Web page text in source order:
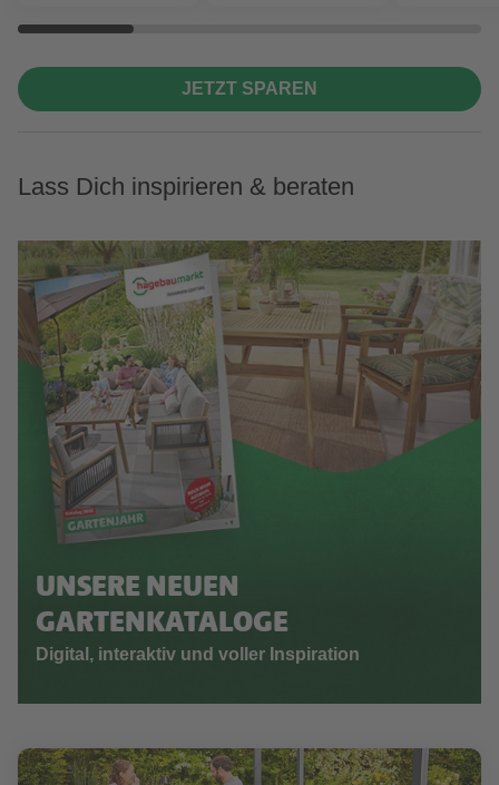
JETZT SPAREN
Lass Dich inspirieren & beraten
UNSERE NEUEN
GARTENKATALOGE
Digital, interaktiv und voller Inspiration